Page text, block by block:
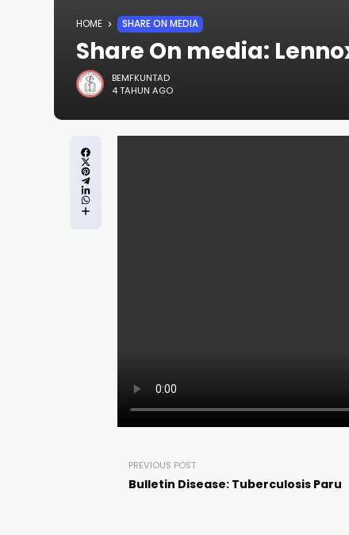
HOME SHARE ON MEDIA
Share On media:
BEMFKUNTAD
4 TAHUN AGO
PREVIOUS POST
Bulletin Disease: Tuberculosis Paru